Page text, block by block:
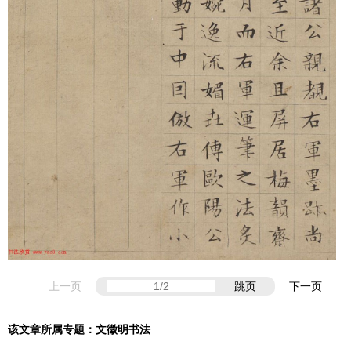
上一页 跳页 下一页
该文章所属专题： 文徵明书法